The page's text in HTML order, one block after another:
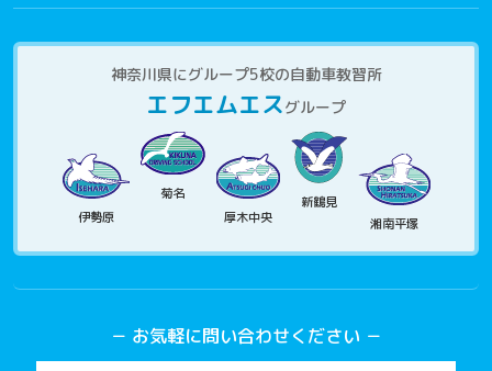
神奈川県にグループ5校の自動車教習所
エフエムエスグループ
伊勢原
菊名
厚木中央
新鶴見
湘南平塚
－ お気軽に問い合わせください －